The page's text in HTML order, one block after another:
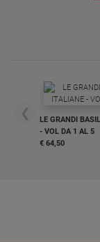
❮
LE GRANDI
- VOL DA 1 AL 5
€ 64,50